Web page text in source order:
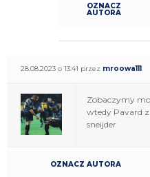
OZNACZ
AUTORA
28.08.2023 o 13:41 przez mroowa111
Zobaczymy
wtedy Pavard
sneijder
OZNACZ AUTORA